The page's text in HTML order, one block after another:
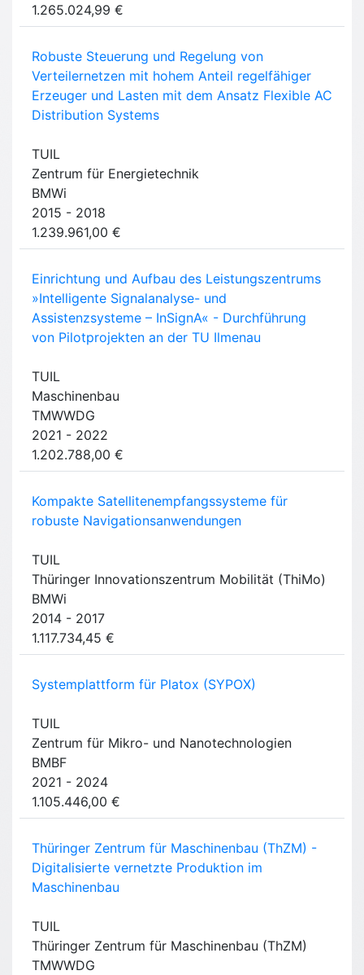
1.265.024,99 €
Robuste Steuerung und Regelung von
Verteilernetzen mit hohem Anteil regelfähiger
Erzeuger und Lasten mit dem Ansatz Flexible AC
Distribution Systems
TUIL
Zentrum für Energietechnik
BMWi
2015 - 2018
1.239.961,00 €
Einrichtung und Aufbau des Leistungszentrums
»Intelligente Signalanalyse- und
Assistenzsysteme – InSignA« - Durchführung
von Pilotprojekten an der TU Ilmenau
TUIL
Maschinenbau
TMWWDG
2021 - 2022
1.202.788,00 €
Kompakte Satellitenempfangssysteme für
robuste Navigationsanwendungen
TUIL
Thüringer Innovationszentrum Mobilität (ThiMo)
BMWi
2014 - 2017
1.117.734,45 €
Systemplattform für Platox (SYPOX)
TUIL
Zentrum für Mikro- und Nanotechnologien
BMBF
2021 - 2024
1.105.446,00 €
Thüringer Zentrum für Maschinenbau (ThZM) -
Digitalisierte vernetzte Produktion im
Maschinenbau
TUIL
Thüringer Zentrum für Maschinenbau (ThZM)
TMWWDG